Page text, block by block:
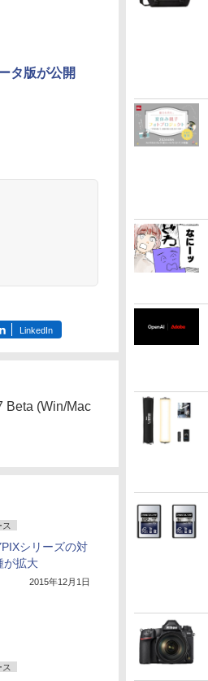
タ版が公開
LinkedIn
Beta (Win/Mac
ス
シリーズの対
が拡大
2015年12月1日
ス